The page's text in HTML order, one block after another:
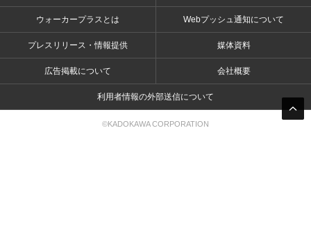
ウォーカープラスとは Webプッシュ通知について
プレスリリース・情報提供 媒体資料
広告掲載について 会社概要
利用者情報の外部送信について
©KADOKAWA CORPORATION